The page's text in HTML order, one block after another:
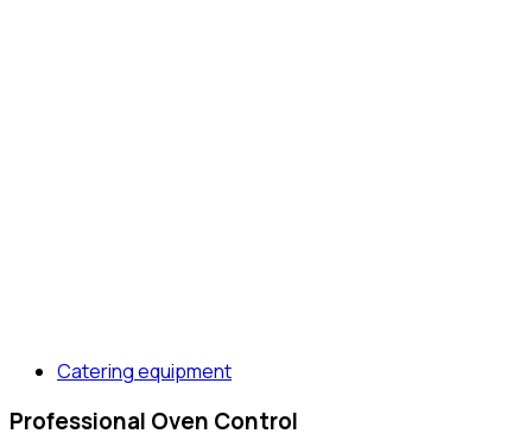
Catering equipment
Professional Oven Control